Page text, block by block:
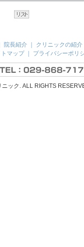
院長紹介 クリニックの紹介
マップ｜ プライバシーポリ
ック. ALL RIGHTS